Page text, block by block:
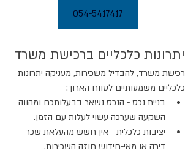
054-5417417
יתרונות כלכליים ברכישת משרד
רכישת משרד, להבדיל משכירות, מעניקה יתרונות
כלכליים משמעותיים לטווח הארוך:
בניית נכס - הנכס נשאר בבעלותכם ומהווה
השקעה שערכה עשוי לעלות עם הזמן.
יציבות כלכלית - אין חשש מהעלאת שכר
דירה או מאי-חידוש חוזה השכירות.